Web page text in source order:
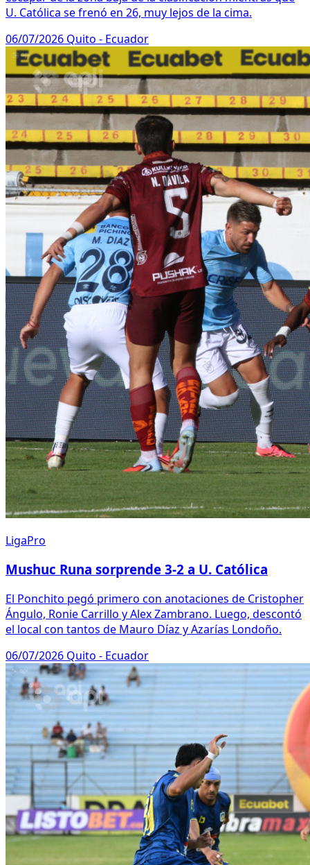
U. Católica se frenó en 26, muy lejos de la cima.
06/07/2026 Quito - Ecuador
LigaPro
Mushuc Runa sorprende 3-2 a U. Católica
El Ponchito pegó primero con anotaciones de Cristopher
Ángulo, Ronie Carrillo y Alex Zambrano. Luego, descontó
el local con tantos de Mauro Díaz y Azarías Londoño.
06/07/2026 Quito - Ecuador